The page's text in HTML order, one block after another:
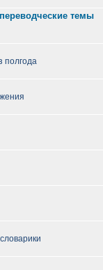
темы
полгода